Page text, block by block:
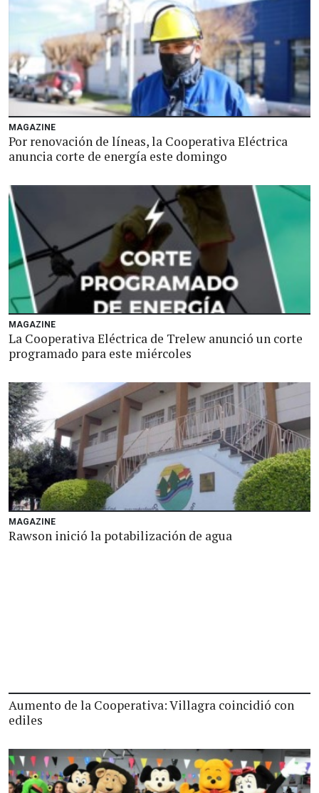
MAGAZINE
Por renovación de líneas, la Cooperativa Eléctrica
anuncia corte de energía este domingo
MAGAZINE
La Cooperativa Eléctrica de Trelew anunció un corte
programado para este miércoles
MAGAZINE
Rawson inició la potabilización de agua
Aumento de la Cooperativa: Villagra coincidió con
ediles